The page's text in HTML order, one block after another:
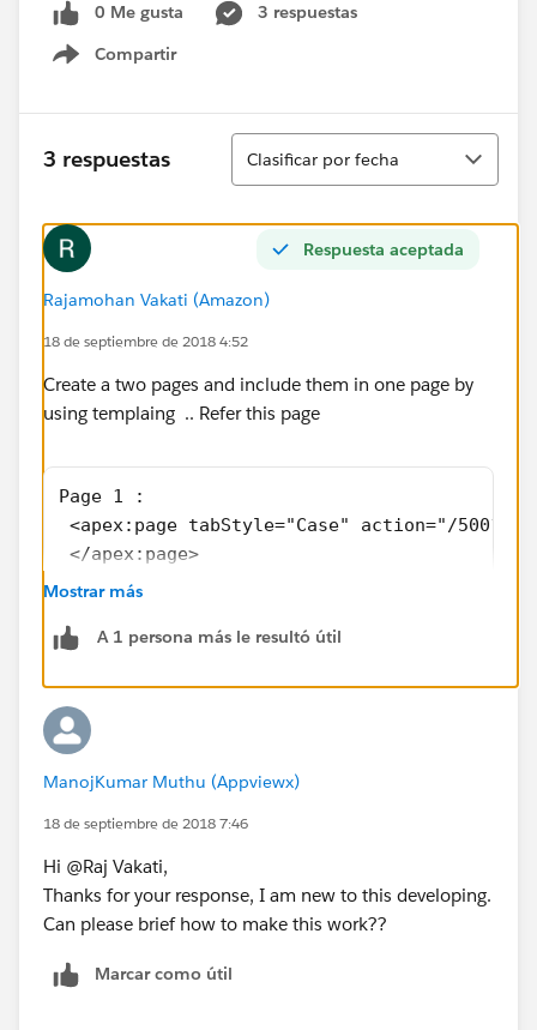
0 Me gusta
3 respuestas
Compartir
Show menu
3 respuestas
Ordenar
Clasificar por fecha
Respuesta aceptada
Rajamohan Vakati (Amazon)
18 de septiembre de 2018 4:52
Create a two pages and include them in one page by
using templaing .. Refer this page
Page 1 :
<apex:page tabStyle="Case" action="/
</apex:page>
Page 2:
</apex:page>
<apex:include name="page1"/>
<apex:include name="page2"/>
</apex:page>
Mostrar más
A 1 persona más le resultó útil
ManojKumar Muthu (Appviewx)
18 de septiembre de 2018 7:46
Hi @Raj Vakati,
Thanks for your response, I am new to this developing.
Can please brief how to make this work??
Marcar como útil